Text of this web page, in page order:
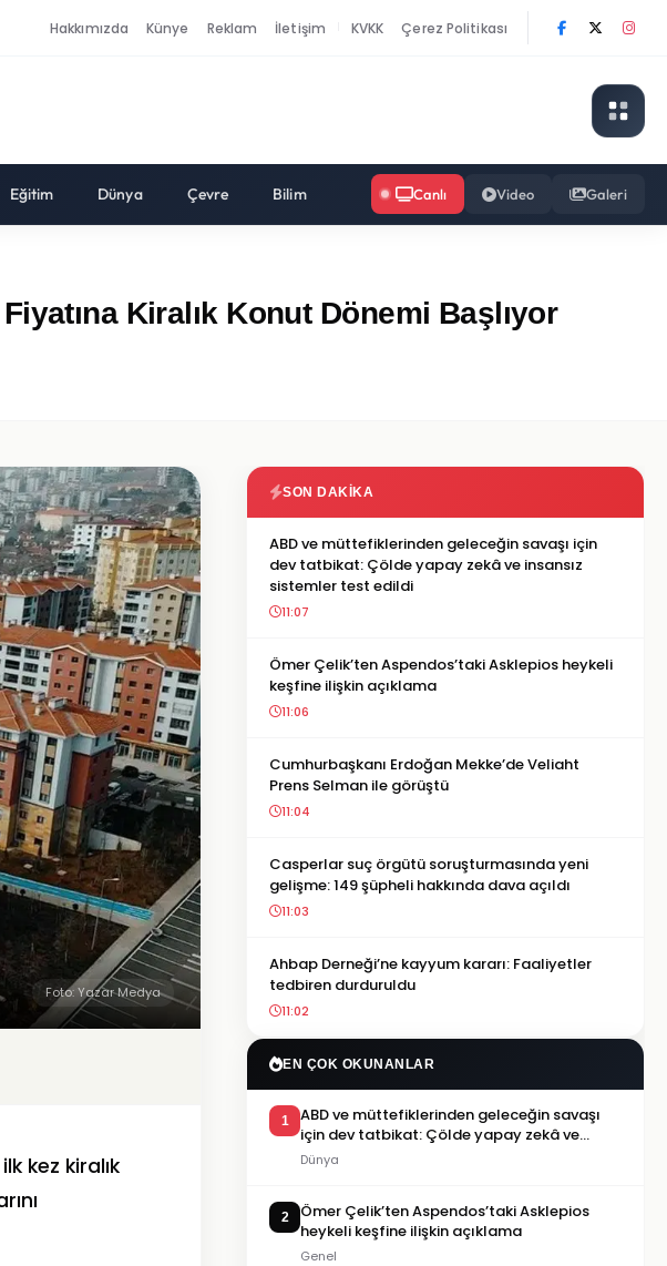
Hakkımızda Künye Reklam İletişim KVKK Çerez Politikası
Eğitim Dünya Çevre Bilim Canlı Video Galeri
Kiralık Konut Dönemi Başlıyor
Foto: Yazar Medya
kez kiralık
SON DAKIKA
ABD ve müttefiklerinden geleceğin savaşı için
dev tatbikat: Çölde yapay zekâ ve insansız
sistemler test edildi
11:07
Ömer Çelik’ten Aspendos’taki Asklepios heykeli
keşfine ilişkin açıklama
11:06
Cumhurbaşkanı Erdoğan Mekke’de Veliaht
Prens Selman ile görüştü
11:04
Casperlar suç örgütü soruşturmasında yeni
gelişme: 149 şüpheli hakkında dava açıldı
11:03
Ahbap Derneği’ne kayyum kararı: Faaliyetler
tedbiren durduruldu
11:02
EN ÇOK OKUNANLAR
1
ABD ve müttefiklerinden geleceğin savaşı
için dev tatbikat: Çölde yapay zekâ ve
insansız sistemler test edildi
Dünya
2
Ömer Çelik’ten Aspendos’taki Asklepios
heykeli keşfine ilişkin açıklama
Genel